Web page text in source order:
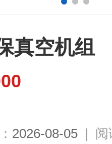
真空机组
2026-08-05 | 阅